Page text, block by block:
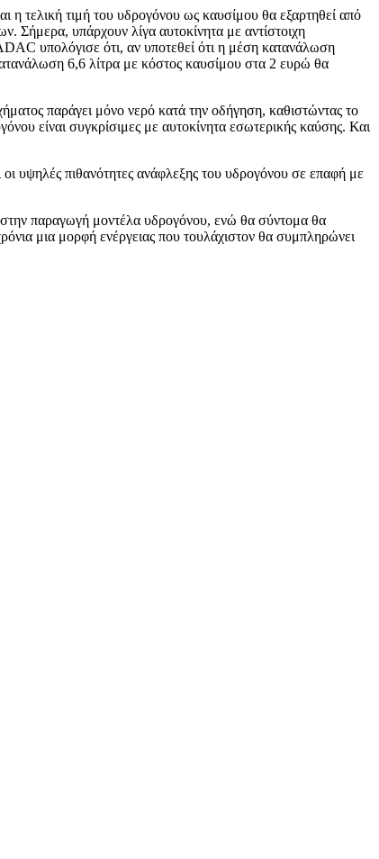
η τελική τιμή του υδρογόνου ως καυσίμου θα εξαρτηθεί από
Σήμερα, υπάρχουν λίγα αυτοκίνητα με αντίστοιχη
υπολόγισε ότι, αν υποτεθεί ότι η μέση κατανάλωση
6,6 λίτρα με κόστος καυσίμου στα 2 ευρώ θα
παράγει μόνο νερό κατά την οδήγηση, καθιστώντας το
είναι συγκρίσιμες με αυτοκίνητα εσωτερικής καύσης. Και
υψηλές πιθανότητες ανάφλεξης του υδρογόνου σε επαφή με
στην παραγωγή μοντέλα υδρογόνου, ενώ θα σύντομα θα
μια μορφή ενέργειας που τουλάχιστον θα συμπληρώνει